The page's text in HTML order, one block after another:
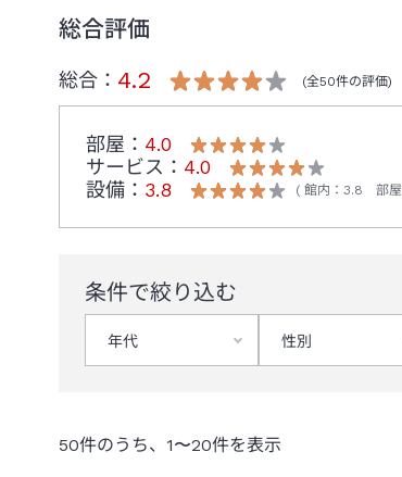
総合評価
総合： 4.2 (全50件の評価)
部屋： 4.0
サービス： 4.0
設備： 3.8 館内 ： 3.8 部屋
条件で絞り込む
年代 性別
50件のうち、 1〜20件を表示